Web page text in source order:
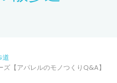
道
【アパレルのモノつくりQ&A】